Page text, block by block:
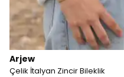
Arjew
Çelik İtalyan Zincir Bileklik